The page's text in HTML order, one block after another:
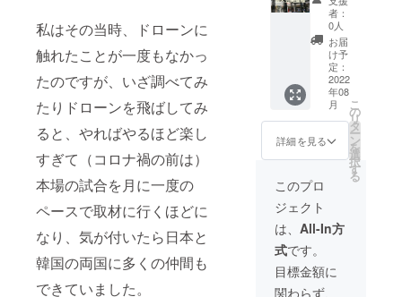
私はその当時、ドローンに
触れたことが一度もなかっ
たのですが、いざ調べてみ
たりドローンを飛ばしてみ
ると、やればやるほど楽し
すぎて（コロナ禍の前は）
本場の試合を月に一度の
ペースで取材に行くほどに
なり、気が付いたら日本と
韓国の両国に多くの仲間も
できていました。
カーの
教本を
提供い
たしま
す。 発
祥地韓
国で審
判教
育、指
導者教
いるガ
イド
ブック
の内容
を大部
分網羅
してい
ます。
並ぶ高
級食パ
ンの老
舗で、
全国に
多数店
舗を展
開して
いま
す。 外
はもっ
ちり、
中はふ
んわり
した独
特の食
感は一
度食べ
ると病
みつき
格安
（50,00
0円、数
によっ
てそれ
以下も
検討）
で提供
させて
いただ
きま
す。試
合に出
るまで
のチー
ム練習
のサ
ポート
なども
させて
結成な
ど、お
気軽に
お問合
せくだ
さい）
【大会
チラシ
に企業
名掲載
につい
て】 選
手や来
場した
観客に
配布す
る競技
紹介パ
ンフに
企業名
に企業
看板掲
示
（900×
1200m
m）、
スタッ
フTシャ
ツに企
業名掲
示（中
サイ
ズ）、
事前告
知動画
に企業
名掲
示、試
合ダイ
ジェス
会の開
催権、
大会チ
ラシに
企業名
掲載、
DECド
ローン
パーク
使用券
または
大会参
加券5回
分、銀
座に志
かわ食
パン100
本、 ド
ローン
サッ
者：
0人
お届
け予
定：
2022
年08
月
詳細を見る
こ
の
リ
タ
ー
ン
を
選
択
す
る
このプロ
ジェクト
は、 All-In方
式です。
目標金額に
関わらず、